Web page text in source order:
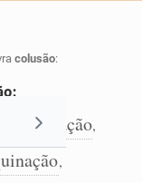
colusão:
combinação,
,